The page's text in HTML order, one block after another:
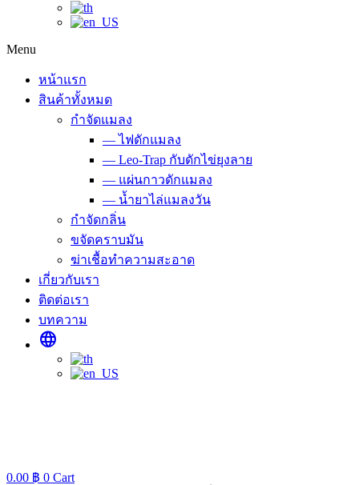
Menu
หน้าแรก
สินค้าทั้งหมด
กำจัดแมลง
— ไฟดักแมลง
— Leo-Trap กับดักไข่ยุงลาย
— แผ่นกาวดักแมลง
— น้ำยาไล่แมลงวัน
กำจัดกลิ่น
ขจัดคราบมัน
ฆ่าเชื้อทำความสะอาด
เกี่ยวกับเรา
ติดต่อเรา
บทความ
language
0.00 ฿ 0 Cart